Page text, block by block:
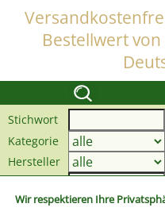
Wir respektieren Ihre
Bestellwert
Stichwort
Kategorie
Hersteller